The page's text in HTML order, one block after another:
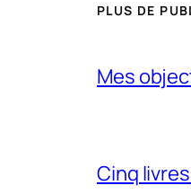
PLUS DE
Mes
Cinq